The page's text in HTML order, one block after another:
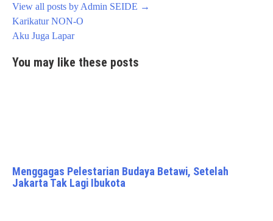
View all posts by Admin SEIDE →
Post
navigation
Karikatur NON-O
Aku Juga Lapar
You may like these posts
Menggagas Pelestarian Budaya Betawi, Setelah
Jakarta Tak Lagi Ibukota